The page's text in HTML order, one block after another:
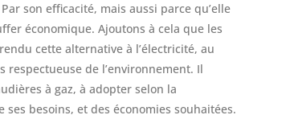
son efficacité, mais aussi parce qu’elle
économique. Ajoutons à cela que les
cette alternative à l’électricité, au
de l’environnement. Il
à gaz, à adopter selon la
besoins, et des économies souhaitées.